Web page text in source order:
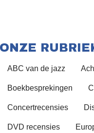
ONZE
ABC van de jazz
Boekbesprekingen
Concertrecensies
DVD recensies